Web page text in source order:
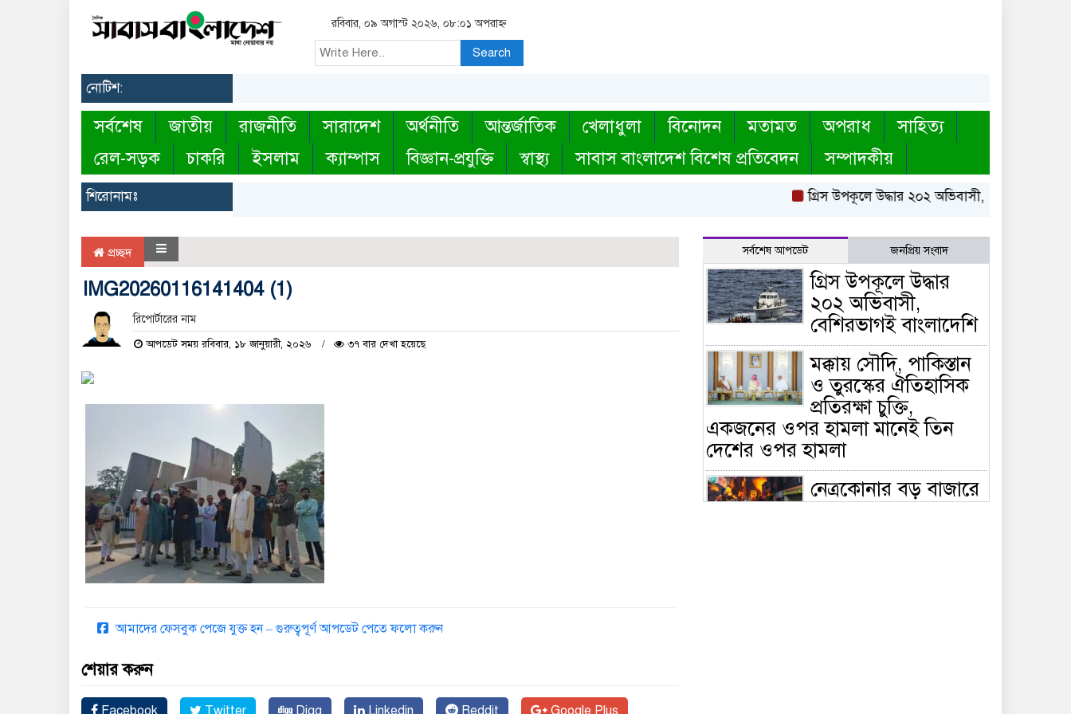
রবিবার, ০৯ অগাস্ট ২০২৬, ০৮:০১ অপরাহ্ন
Search
নোটিশ:
সর্বশেষ জাতীয় রাজনীতি সারাদেশ অর্থনীতি আন্তর্জাতিক খেলাধুলা বিনোদন মতামত অপরাধ
সাহিত্য
রেল-সড়ক
চাকরি ইসলাম ক্যাম্পাস বিজ্ঞান-প্রযুক্তি স্বাস্থ্য সাবাস বাংলাদেশ বিশেষ প্রতিবেদন সম্পাদকীয়
শিরোনামঃ গ্রিস উপকূলে উদ্ধার ২০২ অভিবাসী, বেশিরভাগই
প্রচ্ছদ
IMG20260116141404 (1)
রিপোর্টারের নাম
আপডেট সময় রবিবার, ১৮ জানুয়ারী, ২০২৬ ৩৭ বার দেখা হয়েছে
আমাদের ফেসবুক পেজে যুক্ত হন – গুরুত্বপূর্ণ আপডেট পেতে ফলো করুন
শেয়ার করুন
Facebook Twitter Digg Linkedin Reddit Google Plus
সর্বশেষ আপডেট জনপ্রিয় সংবাদ
গ্রিস উপকূলে উদ্ধার
২০২ অভিবাসী,
বেশিরভাগই বাংলাদেশি
মক্কায় সৌদি, পাকিস্তান
ও তুরস্কের ঐতিহাসিক
প্রতিরক্ষা চুক্তি,
একজনের ওপর হামলা মানেই তিন
দেশের ওপর হামলা
নেত্রকোনার বড় বাজারে
ভয়াবহ আগুন, পুড়ছে ৫